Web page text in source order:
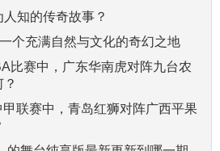
知的传奇故事？
个充满自然与文化的奇幻之地
比赛中，广东华南虎对阵九台农
联赛中，青岛红狮对阵广西平果